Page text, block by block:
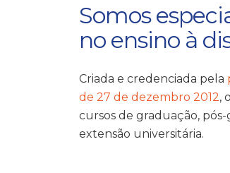
Somos
no ensino à
Criada e credenciada pela
de 27 de dezembro 2012,
cursos de graduação,
extensão universitária.